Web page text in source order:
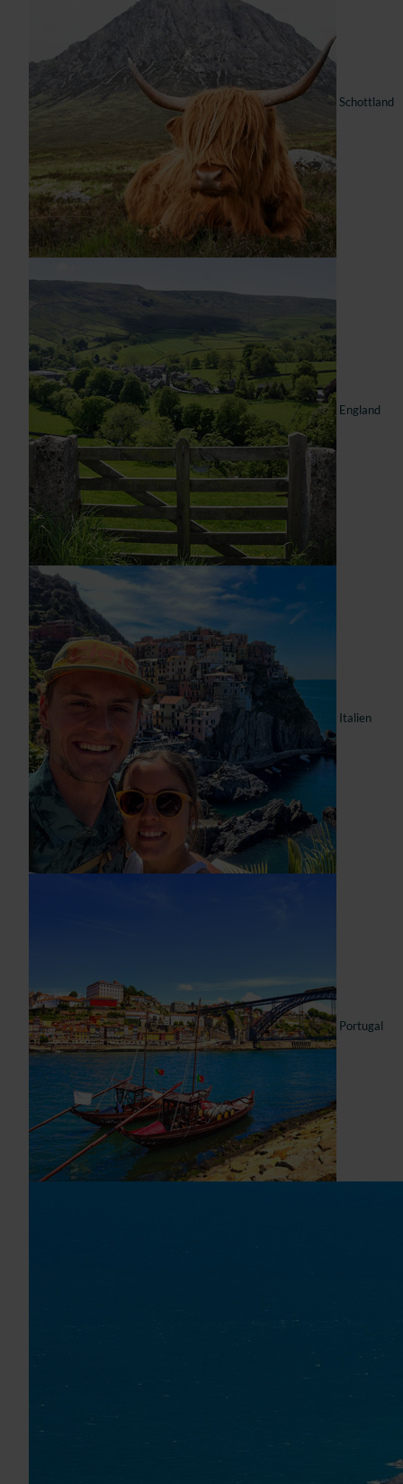
Schottland
England
Italien
Portugal